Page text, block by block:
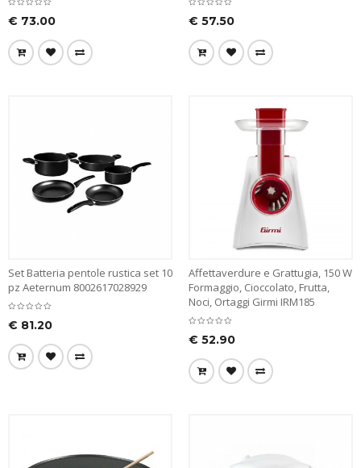
€ 73.00 € 57.50
Set Batteria pentole rustica set 10
pz Aeternum 8002617028929
€ 81.20
Affettaverdure e Grattugia, 150 W
Formaggio, Cioccolato, Frutta,
Noci, Ortaggi Girmi IRM185
€ 52.90